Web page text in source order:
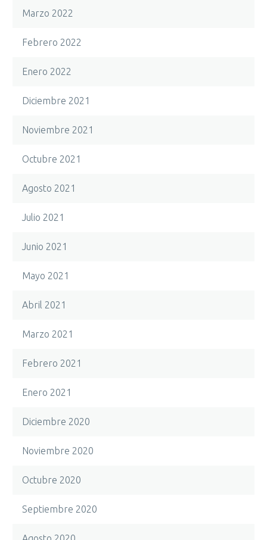
Marzo 2022
Febrero 2022
Enero 2022
Diciembre 2021
Noviembre 2021
Octubre 2021
Agosto 2021
Julio 2021
Junio 2021
Mayo 2021
Abril 2021
Marzo 2021
Febrero 2021
Enero 2021
Diciembre 2020
Noviembre 2020
Octubre 2020
Septiembre 2020